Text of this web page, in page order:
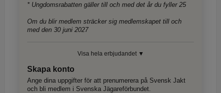
* Ungdomsrabatten gäller till och med det år du fyller 25
Om du blir medlem sträcker sig medlemskapet till och
med den 30 juni 2027
Visa hela erbjudandet ▼
Skapa konto
Ange dina uppgifter för att prenumerera på Svensk Jakt
och bli medlem i Svenska Jägareförbundet.